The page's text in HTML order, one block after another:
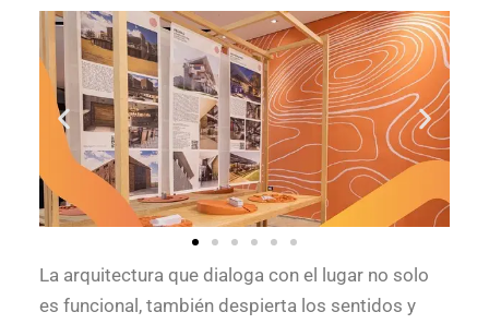
La arquitectura que dialoga con el lugar no solo
es funcional, también despierta los sentidos y